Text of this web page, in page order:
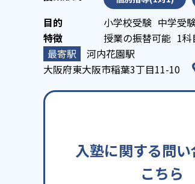
小学校受験 中学受
授業の振替可能 1
河内花園駅
大阪府東大阪市稲葉3丁目11-10
入塾に関する問
こちら